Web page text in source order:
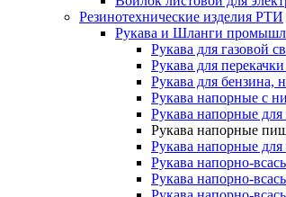
Резинотехнические изделия РТИ
Рукава и Шланги
Рукава для газовой
Рукава для
Рукава для бензина,
Рукава напорные с
Рукава напорные
Рукава напорные
Рукава напорные
Рукава напорно-
Рукава напорно-